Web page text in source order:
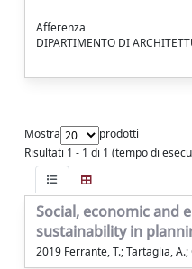
Afferenza
DIPARTIMENTO DI
Mostra
prodotti
Risultati 1 - 1 di 1 (tempo di
Social, economic and
sustainability in
2019 Ferrante, T.; Tartaglia,